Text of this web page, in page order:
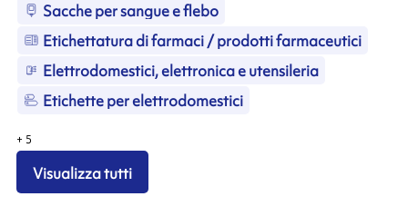
Sacche per sangue e flebo
Etichettatura di farmaci / prodotti farmaceutici
Elettrodomestici, elettronica e utensileria
Etichette per elettrodomestici
+ 5
Visualizza tutti